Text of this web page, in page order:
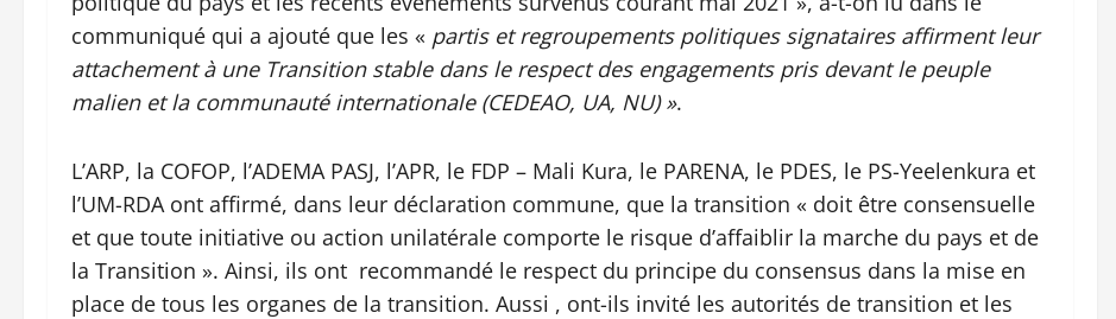
communiqué qui a ajouté que les « partis et regroupements politiques signataires affirment leur
attachement à une Transition stable dans le respect des engagements pris devant le peuple
malien et la communauté internationale (CEDEAO, UA, NU) ».
L’ARP, la COFOP, l’ADEMA PASJ, l’APR, le FDP – Mali Kura, le PARENA, le PDES, le PS-Yeelenkura et
l’UM-RDA ont affirmé, dans leur déclaration commune, que la transition « doit être consensuelle
et que toute initiative ou action unilatérale comporte le risque d’affaiblir la marche du pays et de
la Transition ». Ainsi, ils ont recommandé le respect du principe du consensus dans la mise en
place de tous les organes de la transition. Aussi , ont-ils invité les autorités de transition et les